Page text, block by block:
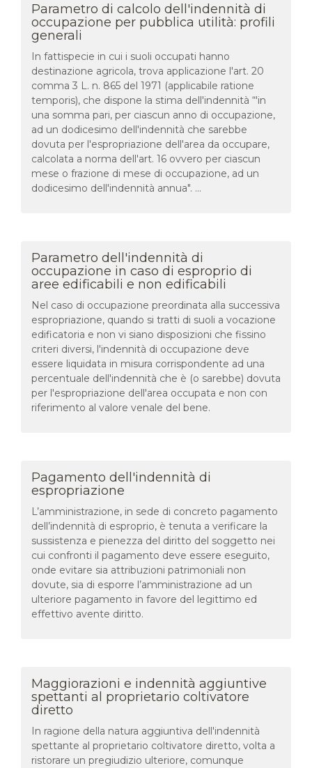
Parametro di calcolo dell'indennità di
occupazione per pubblica utilità: profili
generali
In fattispecie in cui i suoli occupati hanno
destinazione agricola, trova applicazione l'art. 20
comma 3 L. n. 865 del 1971 (applicabile ratione
temporis), che dispone la stima dell'indennità “'in
una somma pari, per ciascun anno di occupazione,
ad un dodicesimo dell'indennità che sarebbe
dovuta per l'espropriazione dell'area da occupare,
calcolata a norma dell'art. 16 ovvero per ciascun
mese o frazione di mese di occupazione, ad un
dodicesimo dell'indennità annua". ...
Parametro dell'indennità di
occupazione in caso di esproprio di
aree edificabili e non edificabili
Nel caso di occupazione preordinata alla successiva
espropriazione, quando si tratti di suoli a vocazione
edificatoria e non vi siano disposizioni che fissino
criteri diversi, l'indennità di occupazione deve
essere liquidata in misura corrispondente ad una
percentuale dell'indennità che è (o sarebbe) dovuta
per l'espropriazione dell'area occupata e non con
riferimento al valore venale del bene.
Pagamento dell'indennità di
espropriazione
L’amministrazione, in sede di concreto pagamento
dell’indennità di esproprio, è tenuta a verificare la
sussistenza e pienezza del diritto del soggetto nei
cui confronti il pagamento deve essere eseguito,
onde evitare sia attribuzioni patrimoniali non
dovute, sia di esporre l’amministrazione ad un
ulteriore pagamento in favore del legittimo ed
effettivo avente diritto.
Maggiorazioni e indennità aggiuntive
spettanti al proprietario coltivatore
diretto
In ragione della natura aggiuntiva dell'indennità
spettante al proprietario coltivatore diretto, volta a
ristorare un pregiudizio ulteriore, comunque